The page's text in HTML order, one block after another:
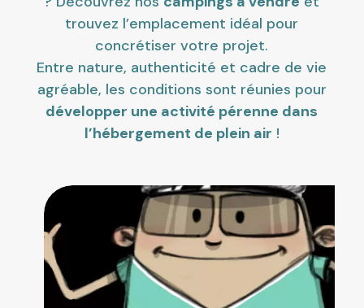
trouvez l’emplacement idéal pour
concrétiser votre projet.
Entre nature, authenticité et cadre de vie
agréable, les conditions sont réunies pour
développer une activité pérenne dans
l’hébergement de plein air !